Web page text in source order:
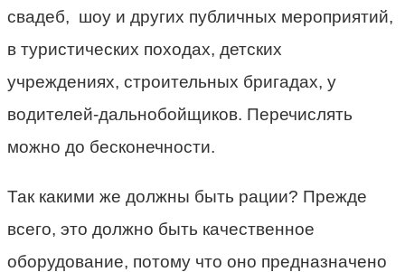
свадеб, шоу и других публичных мероприятий,
в туристических походах, детских
учреждениях, строительных бригадах, у
водителей-дальнобойщиков. Перечислять
можно до бесконечности.
Так какими же должны быть рации? Прежде
всего, это должно быть качественное
оборудование, потому что оно предназначено